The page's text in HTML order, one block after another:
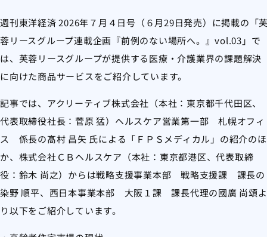
週刊東洋経済 2026年７月４日号（６月29日発売）に掲載の「
蓉リースグループ連載企画『前例のない場所へ。』vol.03」で
は、芙蓉リースグループが提供する医療・介護業界の課題解決
に向けた商品サービスをご紹介しています。
記事では、アクリーティブ株式会社（本社：東京都千代田区、
代表取締役社長：菅原 猛）ヘルスケア営業第一部 札幌オフィ
ス 係長の髙村 昌矢 氏による「ＦＰＳメディカル」の紹介のほ
か、株式会社ＣＢヘルスケア（本社：東京都港区、代表取締
役：鈴木 尚之）からは戦略支援事業本部 戦略支援課 課長の
染野 順平、西日本事業本部 大阪１課 課長代理の國廣 尚頌よ
り以下をご紹介しています。